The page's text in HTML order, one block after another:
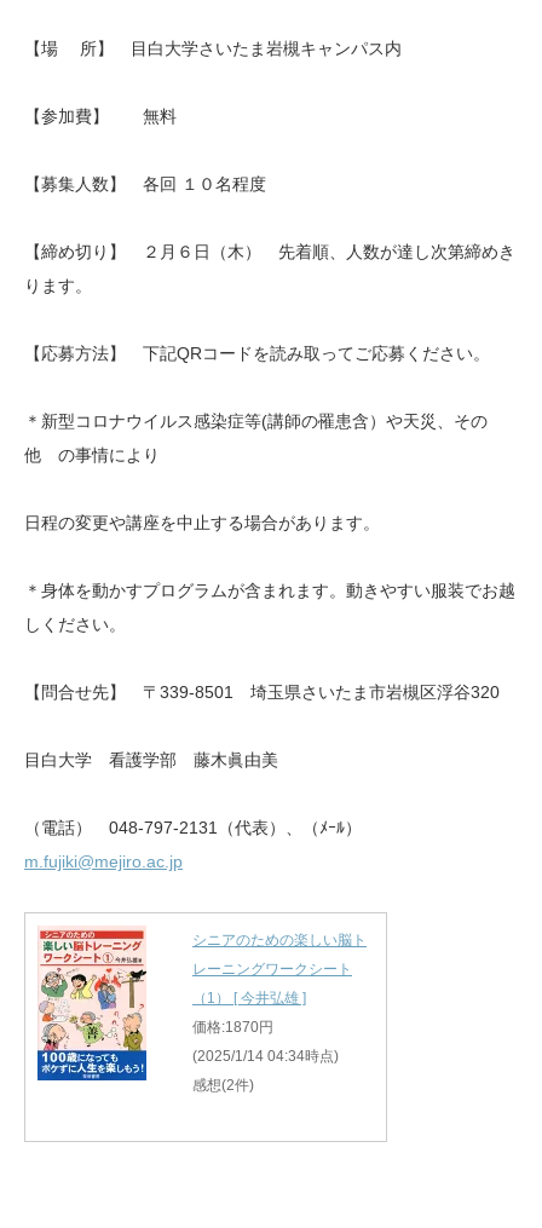
【場 所】 目白大学さいたま岩槻キャンパス内
【参加費】 無料
【募集人数】 各回 １０名程度
【締め切り】 ２月６日（木） 先着順、人数が達し次第締めき
ります。
【応募方法】 下記QRコードを読み取ってご応募ください。
＊新型コロナウイルス感染症等(講師の罹患含）や天災、その
他 の事情により
日程の変更や講座を中止する場合があります。
＊身体を動かすプログラムが含まれます。動きやすい服装でお越
しください。
【問合せ先】 〒339-8501 埼玉県さいたま市岩槻区浮谷320
目白大学 看護学部 藤木眞由美
（電話） 048-797-2131（代表）、（ﾒｰﾙ）
m.fujiki@mejiro.ac.jp
シニアのための楽しい脳ト
レーニングワークシート
（1） [ 今井弘雄 ]
価格:1870円
(2025/1/14 04:34時点)
感想(2件)